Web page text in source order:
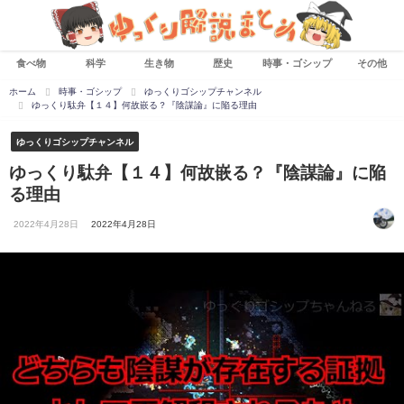
食べ物 科学 生き物 歴史 時事・ゴシップ その他
ホーム 時事・ゴシップ
ゆっくりゴシップチャンネル
ゆっくり駄弁【１４】何故嵌る？『陰謀論』に陥る理由
ゆっくりゴシップチャンネル
ゆっくり駄弁【１４】何故嵌る？『陰謀論』に陥
る理由
2022年4月28日 2022年4月28日